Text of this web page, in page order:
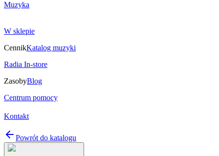
Muzyka
W sklepie
CennikKatalog muzyki
Radia In-store
ZasobyBlog
Centrum pomocy
Kontakt
Powrót do katalogu